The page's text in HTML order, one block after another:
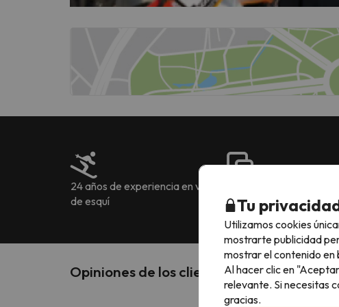
24 años de experiencia en viajes
de esquí
idiomas
Opiniones de los clientes sobre Esports
Tu
Utilizamos cookies
mostrarte publicidad
mostrar el contenido en
Al hacer clic en
relevante. Si necesitas
gracias.